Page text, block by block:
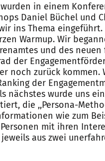
in einem
Daniel Büchel und
ins Thema
Warmup. Wir
und des neuen
der
noch zurück kommen.
der
nächstes wurde uns
die ,,Persona-
wie zum
mit ihren
aus zwei